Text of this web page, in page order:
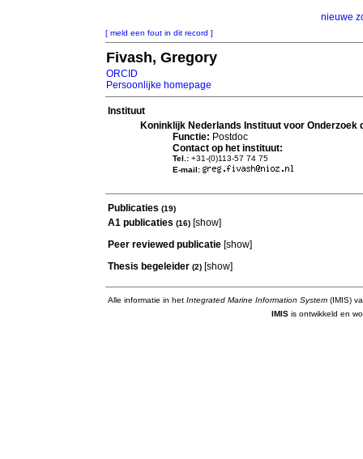
nieuwe
[ meld een fout in dit record ]
Fivash, Gregory
ORCID
Persoonlijke homepage
Instituut
Koninklijk Nederlands Instituut voor Onderzoek
Functie: Postdoc
Contact op het instituut:
Tel.: +31-(0)113-57 74 75
E-mail:
Publicaties (19)
A1 publicaties (16) [show]
Peer reviewed publicatie [show]
Thesis begeleider (2) [show]
Alle informatie in het Integrated Marine Information System (IMIS)
IMIS is ontwikkeld en